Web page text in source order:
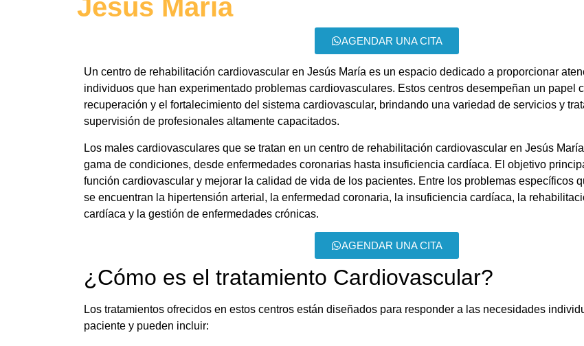
Jesús María
AGENDAR UNA CITA
Un centro de rehabilitación cardiovascular en Jesús María es un espacio dedicado a proporcionar
individuos que han experimentado problemas cardiovasculares. Estos centros desempeñan un papel
recuperación y el fortalecimiento del sistema cardiovascular, brindando una variedad de servicios y
supervisión de profesionales altamente capacitados.
Los males cardiovasculares que se tratan en un centro de rehabilitación cardiovascular en Jesús
gama de condiciones, desde enfermedades coronarias hasta insuficiencia cardíaca. El objetivo
función cardiovascular y mejorar la calidad de vida de los pacientes. Entre los problemas específicos
se encuentran la hipertensión arterial, la enfermedad coronaria, la insuficiencia cardíaca, la
cardíaca y la gestión de enfermedades crónicas.
AGENDAR UNA CITA
¿Cómo es el tratamiento Cardiovascular?
Los tratamientos ofrecidos en estos centros están diseñados para responder a las necesidades
paciente y pueden incluir: